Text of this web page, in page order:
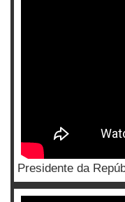
Presidente da